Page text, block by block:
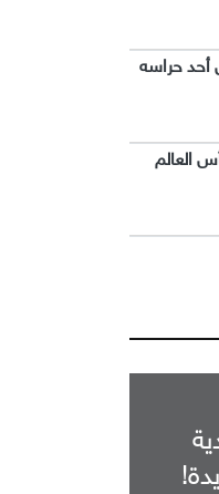
أحد حراسه
العالم